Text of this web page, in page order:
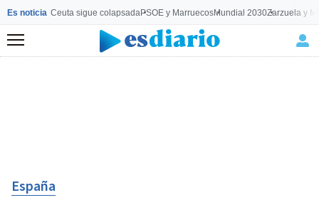
Es noticia Ceuta sigue colapsadaPSOE y MarruecosMundial 2030Zarzuela y
Menú
España